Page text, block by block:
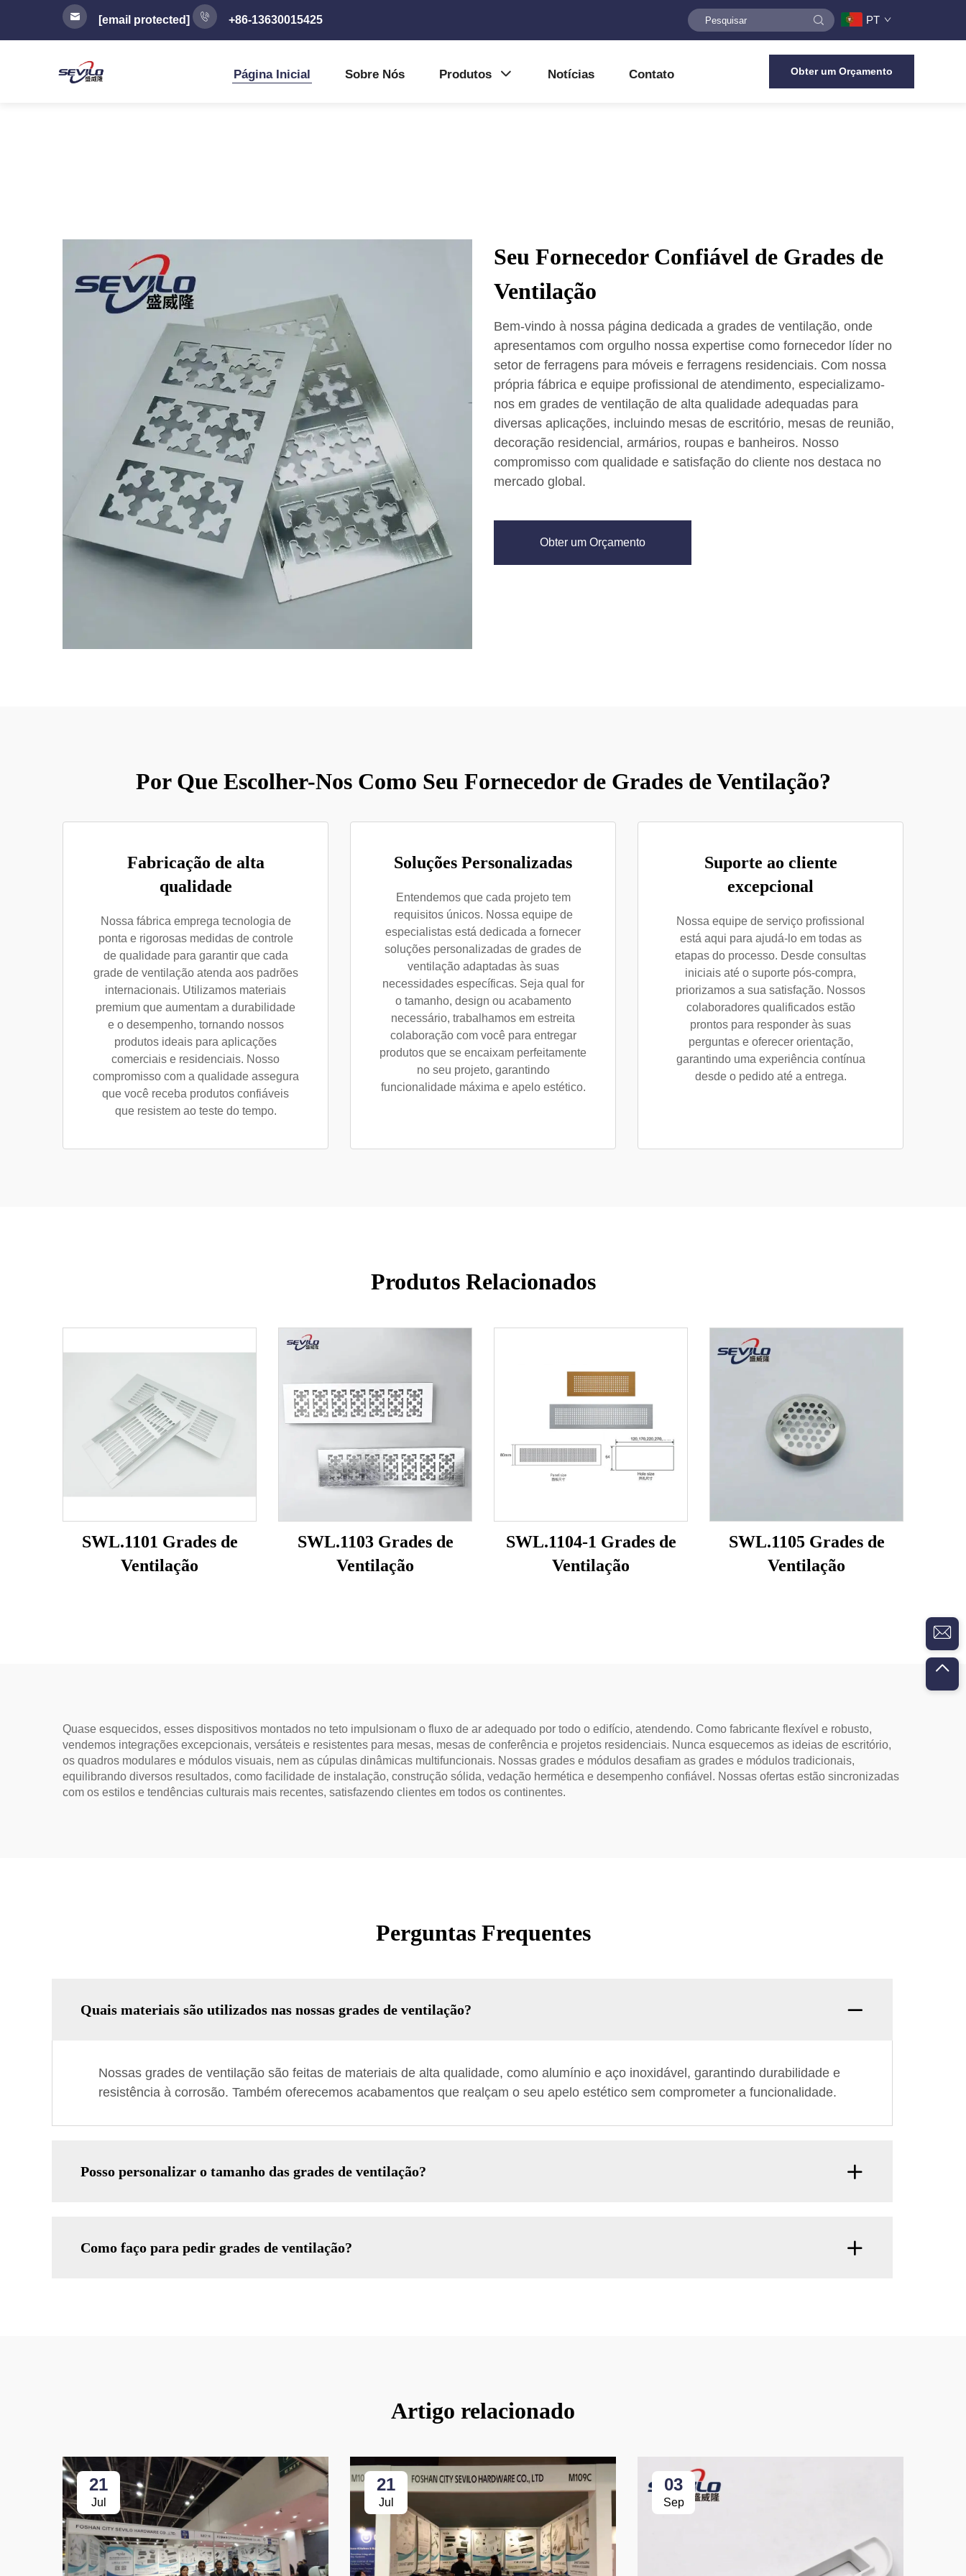
[email protected] +86-13630015425 PT
Página Inicial Sobre Nós Produtos Notícias Contato Obter um Orçamento
Seu Fornecedor Confiável de Grades de
Ventilação
Bem-vindo à nossa página dedicada a grades de ventilação, onde
apresentamos com orgulho nossa expertise como fornecedor líder no
setor de ferragens para móveis e ferragens residenciais. Com nossa
própria fábrica e equipe profissional de atendimento, especializamo-
nos em grades de ventilação de alta qualidade adequadas para
diversas aplicações, incluindo mesas de escritório, mesas de reunião,
decoração residencial, armários, roupas e banheiros. Nosso
compromisso com qualidade e satisfação do cliente nos destaca no
mercado global.
Obter um Orçamento
Por Que Escolher-Nos Como Seu Fornecedor de Grades de Ventilação?
Fabricação de alta
qualidade
Nossa fábrica emprega tecnologia de
ponta e rigorosas medidas de controle
de qualidade para garantir que cada
grade de ventilação atenda aos padrões
internacionais. Utilizamos materiais
premium que aumentam a durabilidade
e o desempenho, tornando nossos
produtos ideais para aplicações
comerciais e residenciais. Nosso
compromisso com a qualidade assegura
que você receba produtos confiáveis
que resistem ao teste do tempo.
Soluções Personalizadas
Entendemos que cada projeto tem
requisitos únicos. Nossa equipe de
especialistas está dedicada a fornecer
soluções personalizadas de grades de
ventilação adaptadas às suas
necessidades específicas. Seja qual for
o tamanho, design ou acabamento
necessário, trabalhamos em estreita
colaboração com você para entregar
produtos que se encaixam perfeitamente
no seu projeto, garantindo
funcionalidade máxima e apelo estético.
Suporte ao cliente
excepcional
Nossa equipe de serviço profissional
está aqui para ajudá-lo em todas as
etapas do processo. Desde consultas
iniciais até o suporte pós-compra,
priorizamos a sua satisfação. Nossos
colaboradores qualificados estão
prontos para responder às suas
perguntas e oferecer orientação,
garantindo uma experiência contínua
desde o pedido até a entrega.
Produtos Relacionados
SWL.1101 Grades de
Ventilação
SWL.1103 Grades de
Ventilação
SWL.1104-1 Grades de
Ventilação
SWL.1105 Grades de
Ventilação
Quase esquecidos, esses dispositivos montados no teto impulsionam o fluxo de ar adequado por todo o edifício, atendendo. Como fabricante flexível e robusto,
vendemos integrações excepcionais, versáteis e resistentes para mesas, mesas de conferência e projetos residenciais. Nunca esquecemos as ideias de escritório,
os quadros modulares e módulos visuais, nem as cúpulas dinâmicas multifuncionais. Nossas grades e módulos desafiam as grades e módulos tradicionais,
equilibrando diversos resultados, como facilidade de instalação, construção sólida, vedação hermética e desempenho confiável. Nossas ofertas estão sincronizadas
com os estilos e tendências culturais mais recentes, satisfazendo clientes em todos os continentes.
Perguntas Frequentes
Quais materiais são utilizados nas nossas grades de ventilação?
Nossas grades de ventilação são feitas de materiais de alta qualidade, como alumínio e aço inoxidável, garantindo durabilidade e
resistência à corrosão. Também oferecemos acabamentos que realçam o seu apelo estético sem comprometer a funcionalidade.
Posso personalizar o tamanho das grades de ventilação?
Como faço para pedir grades de ventilação?
Artigo relacionado
21
Jul
21
Jul
03
Sep